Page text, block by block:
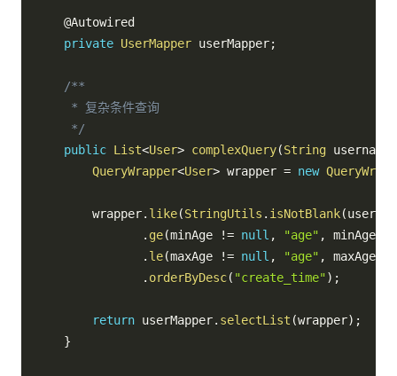
@Autowired
private UserMapper userMapper;
/**
     * 复杂条件查询
     */
public List<User> complexQuery(String username
QueryWrapper<User> wrapper = new
        wrapper
. like(StringUtils . isNotBlank(
. ge(minAge != null , "age" , minAge
. le(maxAge != null , "age" , maxAge
. orderByDesc( "create_time") ;
return userMapper. selectList (wrapper) ;
}